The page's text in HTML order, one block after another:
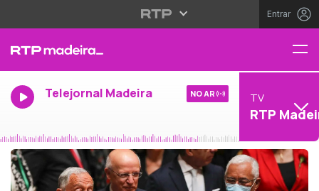
Entrar
Telejornal Madeira NO AR TV
RTP